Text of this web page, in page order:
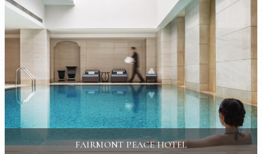
FAIRMONT PEACE HOTEL